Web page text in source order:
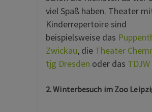
viel Spaß haben. Theater
Kinderrepertoire sind
beispielsweise das
Zwickau, die Theater
tjg Dresden oder das
2. Winterbesuch im Zoo